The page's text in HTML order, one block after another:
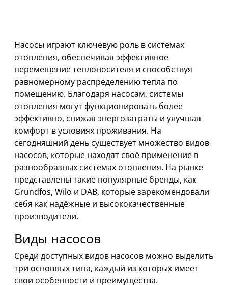
Насосы играют ключевую роль в системах
отопления, обеспечивая эффективное
перемещение теплоносителя и способствуя
равномерному распределению тепла по
помещению. Благодаря насосам, системы
отопления могут функционировать более
эффективно, снижая энергозатраты и улучшая
комфорт в условиях проживания. На
сегодняшний день существует множество видов
насосов, которые находят своё применение в
разнообразных системах отопления. На рынке
представлены такие популярные бренды, как
Grundfos, Wilo и DAB, которые зарекомендовали
себя как надёжные и высококачественные
производители.
Виды насосов
Среди доступных видов насосов можно выделить
три основных типа, каждый из которых имеет
свои особенности и преимущества.